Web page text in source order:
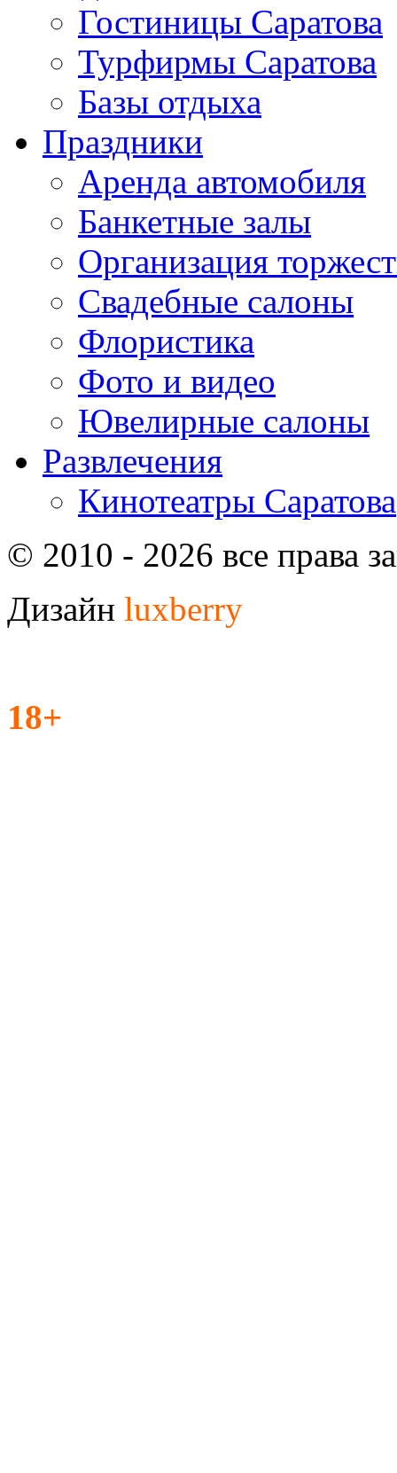
Гостиницы Саратова
Турфирмы Саратова
Базы отдыха
Праздники
Аренда автомобиля
Банкетные залы
Организация
Свадебные салоны
Флористика
Фото и видео
Ювелирные салоны
Развлечения
Кинотеатры Саратова
© 2010 - 2026 все права
Дизайн luxberry
18+